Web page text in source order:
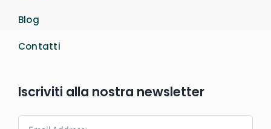
Blog
Contatti
Iscriviti alla nostra newsletter